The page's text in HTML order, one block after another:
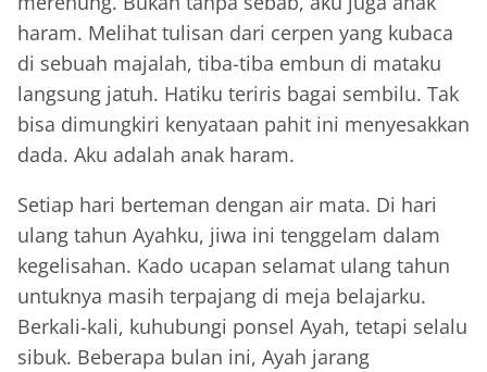
haram. Melihat tulisan dari cerpen yang kubaca
di sebuah majalah, tiba-tiba embun di mataku
langsung jatuh. Hatiku teriris bagai sembilu. Tak
bisa dimungkiri kenyataan pahit ini menyesakkan
dada. Aku adalah anak haram.
Setiap hari berteman dengan air mata. Di hari
ulang tahun Ayahku, jiwa ini tenggelam dalam
kegelisahan. Kado ucapan selamat ulang tahun
untuknya masih terpajang di meja belajarku.
Berkali-kali, kuhubungi ponsel Ayah, tetapi selalu
sibuk. Beberapa bulan ini, Ayah jarang